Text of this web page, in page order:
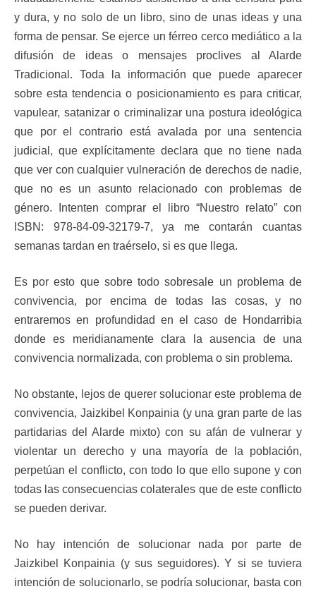
y dura, y no solo de un libro, sino de unas ideas y una
forma de pensar. Se ejerce un férreo cerco mediático a la
difusión de ideas o mensajes proclives al Alarde
Tradicional. Toda la información que puede aparecer
sobre esta tendencia o posicionamiento es para criticar,
vapulear, satanizar o criminalizar una postura ideológica
que por el contrario está avalada por una sentencia
judicial, que explícitamente declara que no tiene nada
que ver con cualquier vulneración de derechos de nadie,
que no es un asunto relacionado con problemas de
género. Intenten comprar el libro “Nuestro relato” con
ISBN: 978-84-09-32179-7, ya me contarán cuantas
semanas tardan en traérselo, si es que llega.
Es por esto que sobre todo sobresale un problema de
convivencia, por encima de todas las cosas, y no
entraremos en profundidad en el caso de Hondarribia
donde es meridianamente clara la ausencia de una
convivencia normalizada, con problema o sin problema.
No obstante, lejos de querer solucionar este problema de
convivencia, Jaizkibel Konpainia (y una gran parte de las
partidarias del Alarde mixto) con su afán de vulnerar y
violentar un derecho y una mayoría de la población,
perpetúan el conflicto, con todo lo que ello supone y con
todas las consecuencias colaterales que de este conflicto
se pueden derivar.
No hay intención de solucionar nada por parte de
Jaizkibel Konpainia (y sus seguidores). Y si se tuviera
intención de solucionarlo, se podría solucionar, basta con